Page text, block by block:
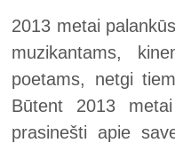
2013 metai
muzikantams,
poetams, netgi
Būtent 2013
prasinešti apie